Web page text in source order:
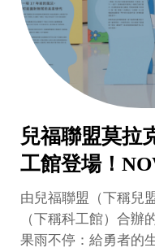
兒福聯盟莫拉
工館登場！
先推出，展現
生
由兒福聯盟（下稱兒
（下稱科工館）合辦
果雨不停：給勇者的